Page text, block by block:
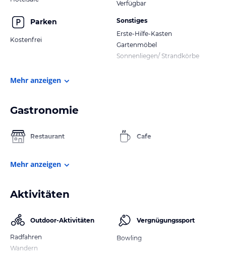
Parken
Kostenfrei
Verfügbar
Sonstiges
Erste-Hilfe-Kasten
Gartenmöbel
Sonnenliegen/ Strandkörbe
Mehr anzeigen
Gastronomie
Restaurant Cafe
Mehr anzeigen
Aktivitäten
Outdoor-Aktivitäten
Radfahren
Wandern
Vergnügungssport
Bowling